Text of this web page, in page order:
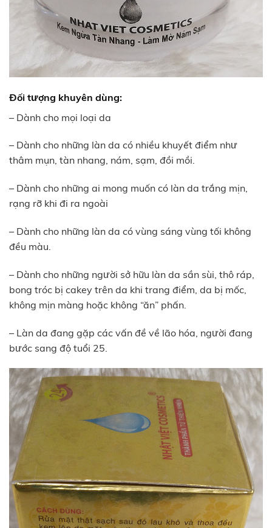
Đối tượng khuyên dùng:
– Dành cho mọi loại da
– Dành cho những làn da có nhiều khuyết điểm như
thâm mụn, tàn nhang, nám, sạm, đồi mồi.
– Dành cho những ai mong muốn có làn da trắng mịn,
rạng rỡ khi đi ra ngoài
– Dành cho những làn da có vùng sáng vùng tối không
đều màu.
– Dành cho những người sở hữu làn da sần sùi, thô ráp,
bong tróc bị cakey trên da khi trang điểm, da bị mốc,
không mịn màng hoặc không “ăn” phấn.
– Làn da đang gặp các vấn đề về lão hóa, người đang
bước sang độ tuổi 25.